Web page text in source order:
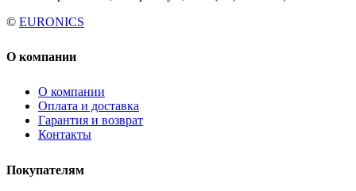
© EURONICS
О компании
О компании
Оплата и доставка
Гарантия и возврат
Контакты
Покупателям